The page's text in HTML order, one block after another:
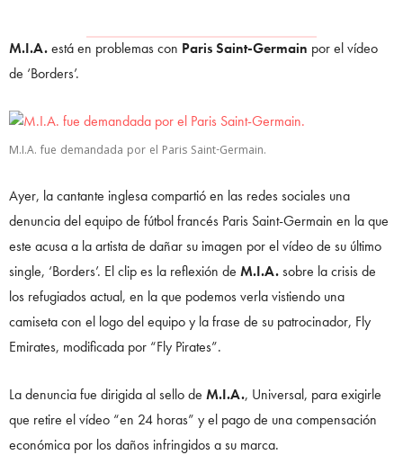
M.I.A.está en problemas con Paris Saint-Germain por el vídeo
de ‘Borders’.
M.I.A. fue demandada por el Paris Saint-Germain.
Ayer, la cantante inglesa compartió en las redes sociales una
denuncia del equipo de fútbol francés Paris Saint-Germain en la que
este acusa a la artista de dañar su imagen por el vídeo de su último
single, ‘Borders’. El clip es la reflexión de M.I.A.sobre la crisis de
los refugiados actual, en la que podemos verla vistiendo una
camiseta con el logo del equipo y la frase de su patrocinador, Fly
Emirates, modificada por “Fly Pirates”.
La denuncia fue dirigida al sello de M.I.A., Universal, para exigirle
que retire el vídeo “en 24 horas” y el pago de una compensación
económica por los daños infringidos a su marca.